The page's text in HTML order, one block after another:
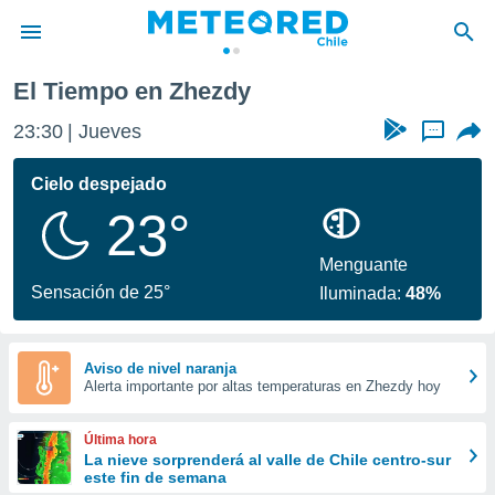
de
por
se
calidad.
a este
las
y
forma
digital
basada
El Tiempo en Zhezdy
23:30 Jueves ...
Cielo despejado
23°
Sensación de 25°
Menguante
Iluminada:48%
Aviso de nivel naranja
Alerta importante por altas temperaturas en Zhezdy hoy
Última hora
La nieve sorprenderá al valle de Chile centro-sur
este fin de semana